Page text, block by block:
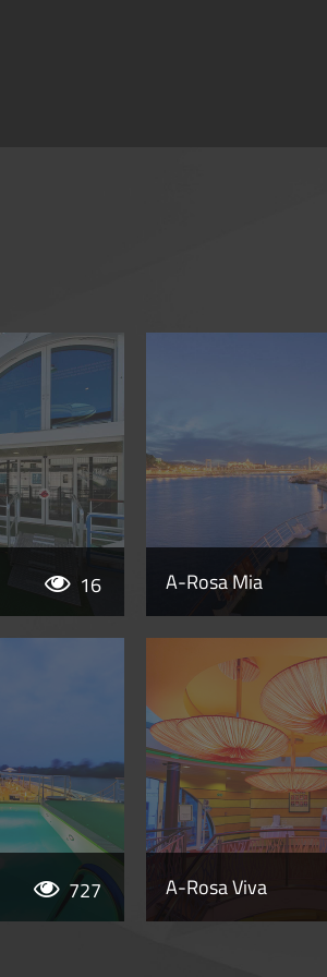
16 A-Rosa Mia
727 A-Rosa Viva